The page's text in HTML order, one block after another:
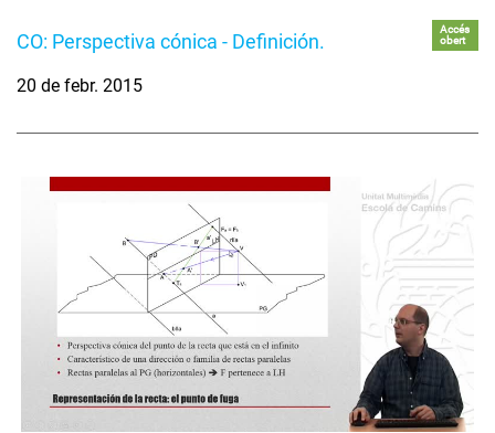
CO: Perspectiva cónica - Definición.
Accés
obert
20 de febr. 2015